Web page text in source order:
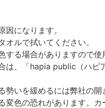
になります。
ルで拭いてください。
る場合がありますので使
、「hapia public（ハピ
いを緩めるには弊社の開
色の恐れがあります。